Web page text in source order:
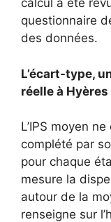
calcul a été
questionnaire
des données.
L’écart-type,
réelle à Hyères
L’IPS moyen
complété par
pour chaque
mesure la
autour de la
renseigne sur